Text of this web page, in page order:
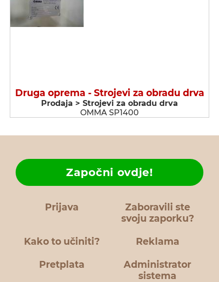
Druga oprema - Strojevi za obradu drva
Prodaja > Strojevi za obradu drva
OMMA SP1400
Prijava
Zaboravili ste
svoju zaporku?
Kako to učiniti?
Započni ovdje!
Reklama
Pretplata
Administrator
sistema